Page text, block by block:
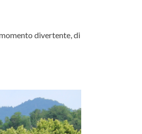
divertente, di